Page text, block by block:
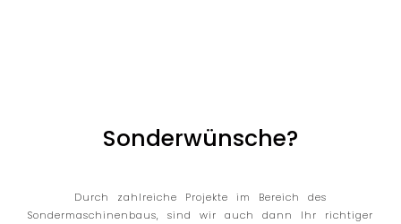
Sonderwünsche?
Durch zahlreiche Projekte im Bereich des
Sondermaschinenbaus, sind wir auch dann Ihr richtiger